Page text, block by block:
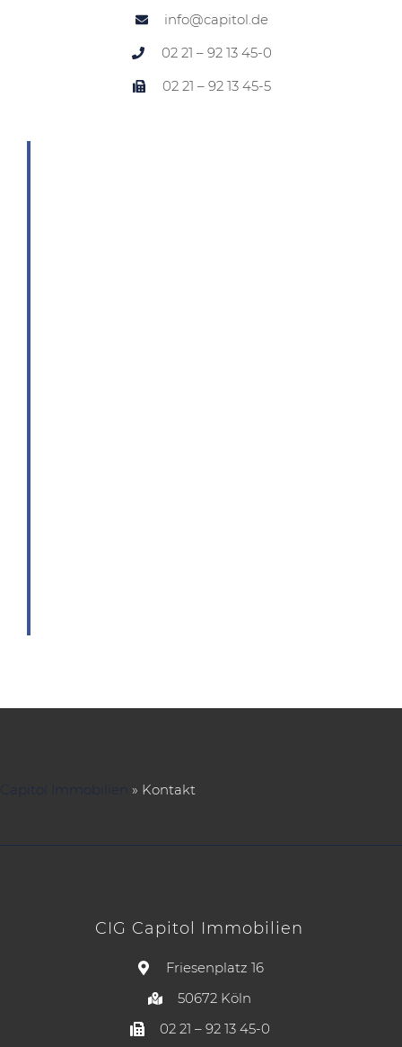
info@capitol.de
02 21 – 92 13 45-0
02 21 – 92 13 45-5
Capitol Immobilien » Kontakt
CIG Capitol Immobilien
Friesenplatz 16
50672 Köln
02 21 – 92 13 45-0